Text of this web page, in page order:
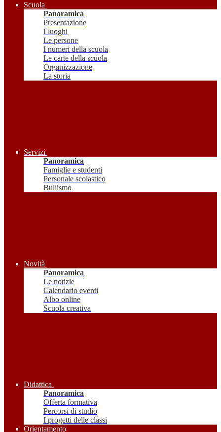
Scuola
Panoramica
Presentazione
I luoghi
Le persone
I numeri della scuola
Le carte della scuola
Organizzazione
La storia
Servizi
Panoramica
Famiglie e studenti
Personale scolastico
Bullismo
Novità
Panoramica
Le notizie
Calendario eventi
Albo online
Scuola creativa
Didattica
Panoramica
Offerta formativa
Percorsi di studio
I progetti delle classi
Orientamento